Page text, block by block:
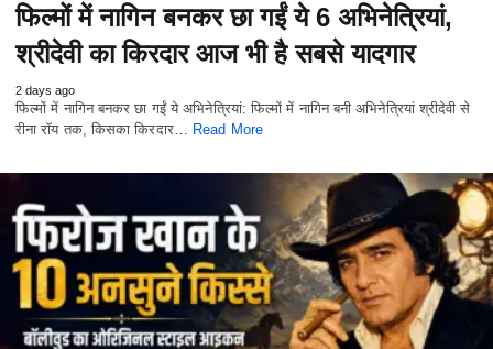
फिल्मों में नागिन बनकर छा गईं ये 6 अभिनेत्रियां,
श्रीदेवी का किरदार आज भी है सबसे यादगार
2 days ago
फिल्मों में नागिन बनकर छा गईं ये अभिनेत्रियां: फिल्मों में नागिन बनी अभिनेत्रियां श्रीदेवी से
रीना रॉय तक, किसका किरदार… Read More